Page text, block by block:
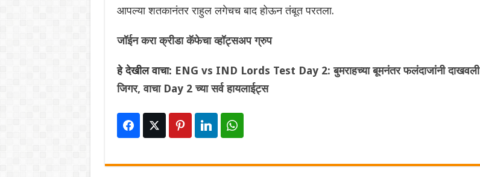
आपल्या शतकानंतर राहुल लगेचच बाद होऊन तंबूत परतला.
जॉईन करा क्रीडा कॅफेचा व्हॉट्सअप ग्रुप
हे देखील वाचा: ENG vs IND Lords Test Day 2: बुमराहच्या बूमनंतर फलंदाजांनी दाखवली
जिगर, वाचा Day 2 च्या सर्व हायलाईट्स